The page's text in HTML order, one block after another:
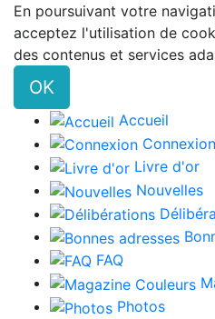
En poursuivant votre
acceptez l'utilisation de
des contenus et services
OK
Accueil
Connexion
Livre d'or
Nouvelles
FAQ
Photos